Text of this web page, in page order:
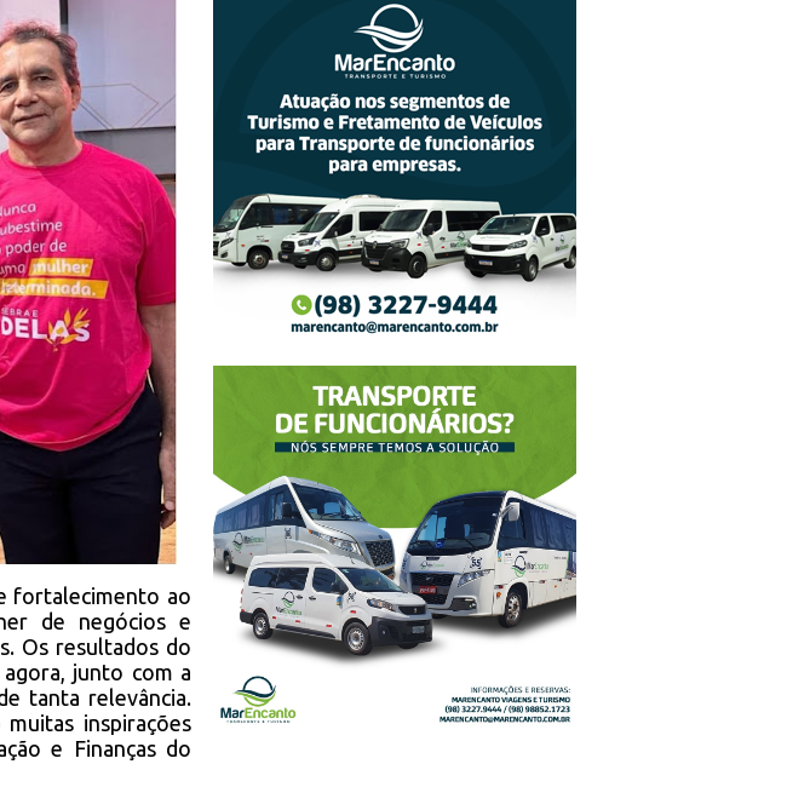
fortalecimento ao
de negócios e
Os resultados do
junto com a
tanta relevância.
inspirações
e Finanças do